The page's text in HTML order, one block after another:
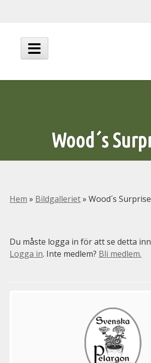
innehåll
Huvudmeny
Wood´s
Hem » Bildgalleriet»Wood´s Surprise
Du måste logga in för att se detta
Logga in. Inte medlem? Bli medlem.
Pelargonsällskapets